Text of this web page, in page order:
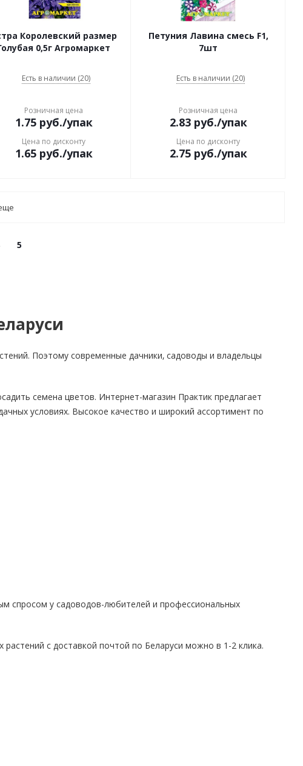
Королевский размер
0,5г Агромаркет
Есть в наличии (20)
Розничная цена
1.75руб./упак
Цена по дисконту
1.65руб./упак
Петуния Лавина смесь F1,
7шт
Есть в наличии (20)
Розничная цена
2.83руб./упак
Цена по дисконту
2.75руб./упак
5
Поэтому современные дачники, садоводы и владельцы
семена цветов. Интернет-магазин Практик предлагает
условиях. Высокое качество и широкий ассортимент по
спросом у садоводов-любителей и профессиональных
растений с доставкой почтой по Беларуси можно в 1-2 клика.